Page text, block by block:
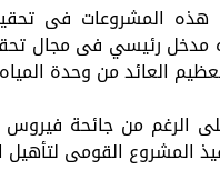
هذه المشروعات فى
مدخل رئيسي فى مجال
العائد من وحدة
الرغم من جائحة فيروس
المشروع القومى